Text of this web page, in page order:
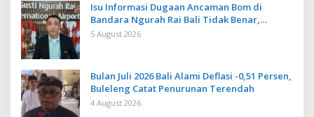
Isu Informasi Dugaan Ancaman Bom di
Bandara Ngurah Rai Bali Tidak Benar,
Operasional Penerbangan Lancar
5 August 2026
Bulan Juli 2026 Bali Alami Deflasi -0,51 Persen,
Buleleng Catat Penurunan Terendah
4 August 2026